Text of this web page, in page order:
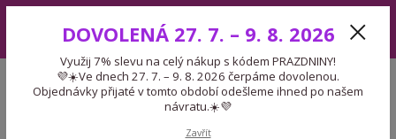
7. – 9. 8. 2026 čerpáme dovolenou. Objednávky přijaté v tomto období
odešleme ihned po našem návratu.☀️💜
CZK
Expedice 775 866 913
Po-Čt 9-15:30 Pá 9-14:30 Pauza 13-13:45
DOVOLENÁ 27. 7. – 9. 8. 2026
Využij 7% slevu na celý nákup s kódem PRAZDNINY!
💜☀️Ve dnech 27. 7. – 9. 8. 2026 čerpáme dovolenou.
Objednávky přijaté v tomto období odešleme ihned po našem
návratu.☀️💜
Zavřít